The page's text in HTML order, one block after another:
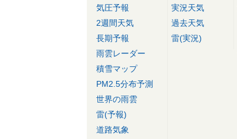
気圧予報
2週間天気
長期予報
雨雲レーダー
積雪マップ
PM2.5分布予測
世界の雨雲
雷(予報)
道路気象
実況天気
過去天気
雷(実況)